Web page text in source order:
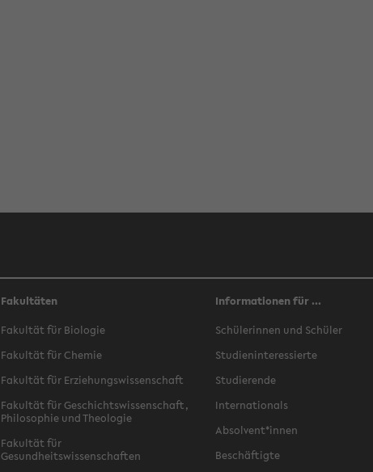
Fakultäten
Fakultät für Biologie
Fakultät für Chemie
Fakultät für Erziehungswissenschaft
Fakultät für Geschichtswissenschaft,
Philosophie und Theologie
Fakultät für
Gesundheitswissenschaften
Informationen für ...
Schülerinnen und Schüler
Studieninteressierte
Studierende
Internationals
Absolvent*innen
Beschäftigte